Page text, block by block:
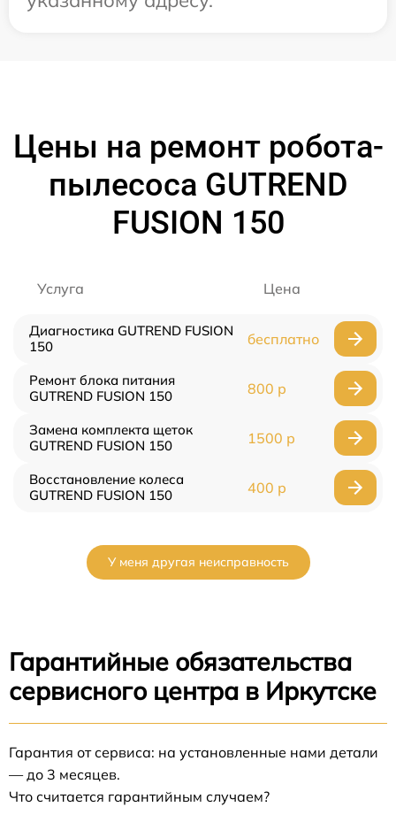
Цены на ремонт робота-
пылесоса GUTREND
FUSION 150
Услуга Цена
Диагностика GUTREND FUSION
150
бесплатно
Ремонт блока питания
GUTREND FUSION 150
800 р
Замена комплекта щеток
GUTREND FUSION 150
1500 р
Восстановление колеса
GUTREND FUSION 150
400 р
У меня другая неисправность
Гарантийные обязательства
сервисного центра в Иркутске
Гарантия от сервиса: на установленные нами детали
— до 3 месяцев.
Что считается гарантийным случаем?